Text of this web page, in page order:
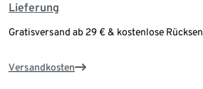
Lieferung
Gratisversand ab 29 € & kostenlose
Versandkosten